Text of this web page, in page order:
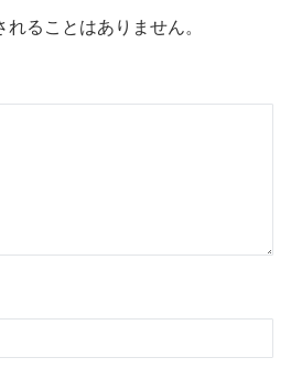
ることはありません。